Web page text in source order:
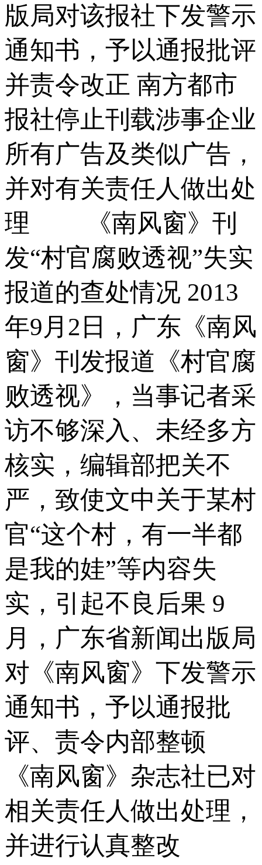
版局对该报社下发警示
通知书，予以通报批评
并责令改正 南方都市
报社停止刊载涉事企业
所有广告及类似广告，
并对有关责任人做出处
理 《南风窗》刊
发“村官腐败透视”失实
报道的查处情况 2013
年9月2日，广东《南风
窗》刊发报道《村官腐
败透视》，当事记者采
访不够深入、未经多方
核实，编辑部把关不
严，致使文中关于某村
官“这个村，有一半都
是我的娃”等内容失
实，引起不良后果 9
月，广东省新闻出版局
对《南风窗》下发警示
通知书，予以通报批
评、责令内部整顿
《南风窗》杂志社已对
相关责任人做出处理，
并进行认真整改